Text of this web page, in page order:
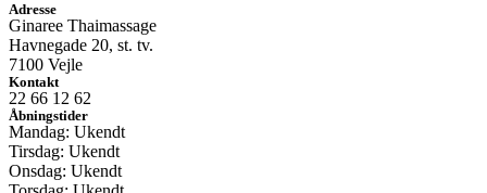
Adresse
Ginaree Thaimassage
Havnegade 20, st. tv.
7100 Vejle
Kontakt
22 66 12 62
Åbningstider
Mandag: Ukendt
Tirsdag: Ukendt
Onsdag: Ukendt